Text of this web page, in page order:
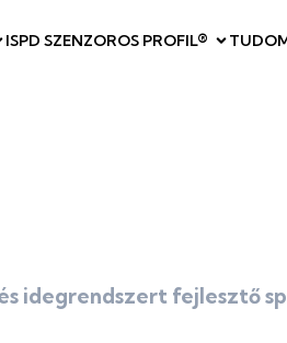
ISPD SZENZOROS PROFIL®
idegrendszert fejlesztő